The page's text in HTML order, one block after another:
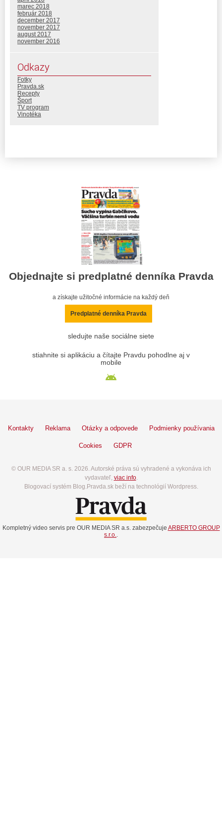
marec 2018
február 2018
december 2017
november 2017
august 2017
november 2016
Odkazy
Fotky
Pravda.sk
Recepty
Šport
TV program
Vinotéka
Objednajte si predplatné denníka Pravda
a získajte užitočné informácie na každý deň
Predplatné denníka Pravda
sledujte naše sociálne siete
stiahnite si aplikáciu a čítajte Pravdu pohodlne aj v
mobile
Kontakty Reklama Otázky a odpovede Podmienky používania
Cookies GDPR
© OUR MEDIA SR a. s. 2026. Autorské práva sú vyhradené a vykonáva ich
vydavateľ, viac info.
Blogovací systém Blog.Pravda.sk beží na technológií Wordpress.
Kompletný video servis pre OUR MEDIA SR a.s. zabezpečuje ARBERTO GROUP
s.r.o.